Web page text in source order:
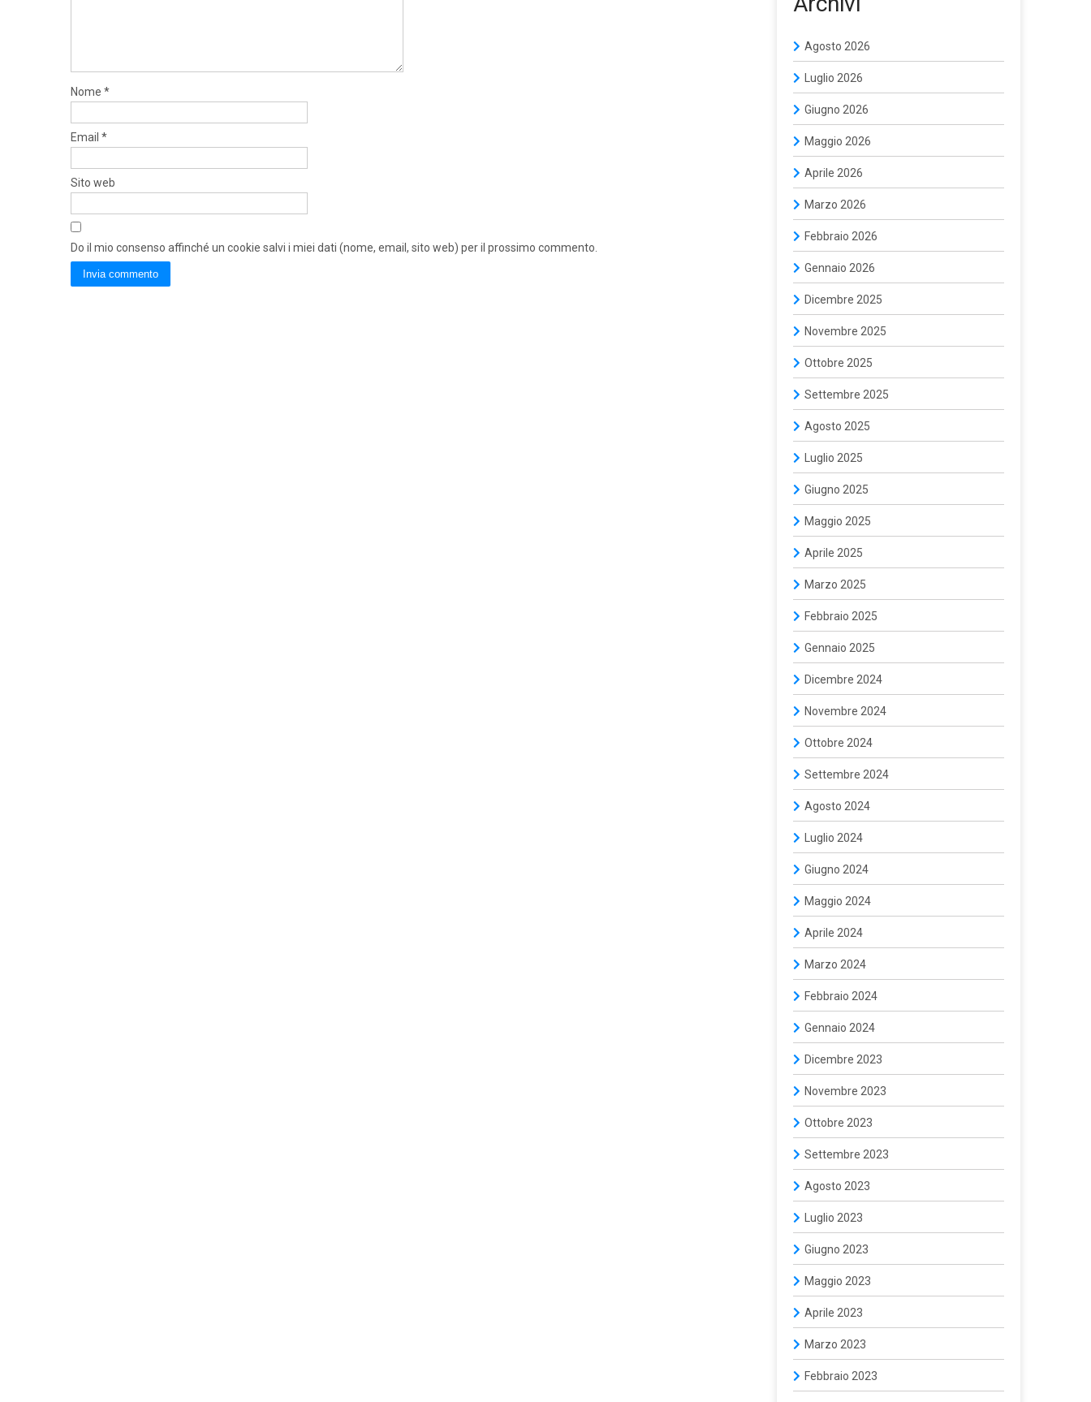
Nome *
Email *
Sito web
Do il mio consenso affinché un cookie salvi i miei dati (nome, email, sito web) per il prossimo commento.
Agosto 2026
Luglio 2026
Giugno 2026
Maggio 2026
Aprile 2026
Marzo 2026
Febbraio 2026
Gennaio 2026
Dicembre 2025
Novembre 2025
Ottobre 2025
Settembre 2025
Agosto 2025
Luglio 2025
Giugno 2025
Maggio 2025
Aprile 2025
Marzo 2025
Febbraio 2025
Gennaio 2025
Dicembre 2024
Novembre 2024
Ottobre 2024
Settembre 2024
Agosto 2024
Luglio 2024
Giugno 2024
Maggio 2024
Aprile 2024
Marzo 2024
Febbraio 2024
Gennaio 2024
Dicembre 2023
Novembre 2023
Ottobre 2023
Settembre 2023
Agosto 2023
Luglio 2023
Giugno 2023
Maggio 2023
Aprile 2023
Marzo 2023
Febbraio 2023